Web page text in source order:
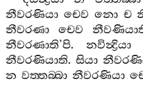
නීවරණියා චෙව නො ච
නීවරණා
චෙව
නීවරණාති’පි. නවින්‍ද්‍රියා
නීවරණියාති. සියා
න වත‍්තබ‍්බා නීවරණියා